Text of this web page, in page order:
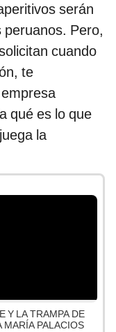
serán
peruanos. Pero,
cuando
te
qué es lo que
la
Y LA TRAMPA DE
MARÍA PALACIOS